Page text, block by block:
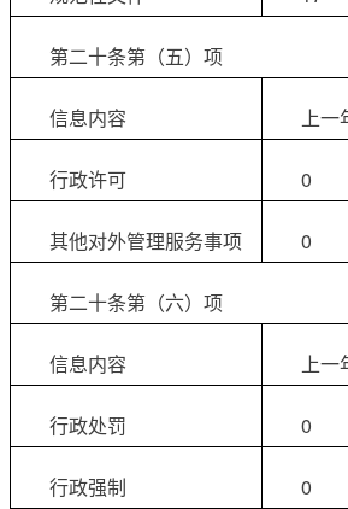
第二十条第（五）项
信息内容 上一
行政许可 0
其他对外管理服务事项 0
第二十条第（六）项
信息内容 上一
行政处罚 0
行政强制 0